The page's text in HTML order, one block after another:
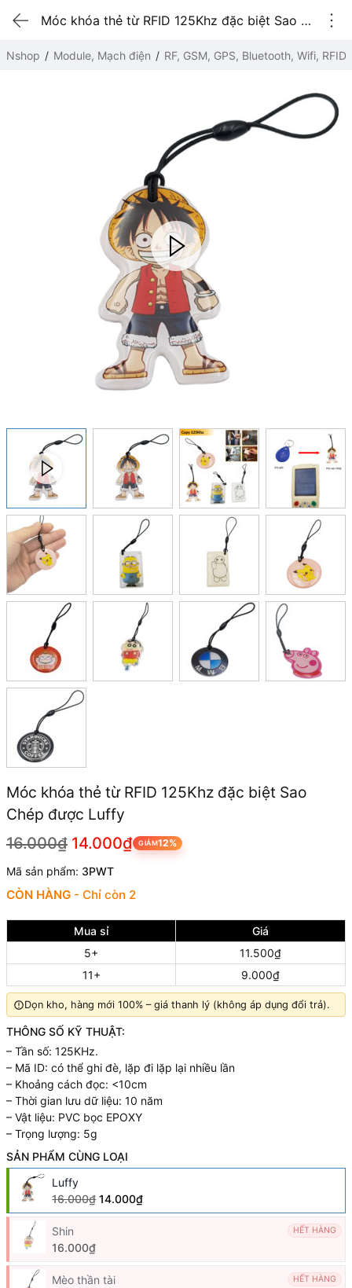
Móc khóa thẻ từ RFID 125Khz đặc biệt Sao Chép được Luffy
Nshop Module, Mạch điện RF, GSM, GPS, Bluetooth, Wifi, RFID
Móc khóa thẻ từ RFID 125Khz đặc biệt Sao
Chép được Luffy
16.000₫ 14.000₫ GIẢM12%
Mã sản phẩm: 3PWT
CÒN HÀNG - Chỉ còn 2
Mua sỉ
Giá
5+
11.500₫
11+
9.000₫
Dọn kho, hàng mới 100% – giá thanh lý (không áp dụng đổi trả).
THÔNG SỐ KỸ THUẬT:
– Tần số: 125KHz.
– Mã ID: có thể ghi đè, lặp đi lặp lại nhiều lần
– Khoảng cách đọc: <10cm
– Thời gian lưu dữ liệu: 10 năm
– Vật liệu: PVC bọc EPOXY
– Trọng lượng: 5g
SẢN PHẨM CÙNG LOẠI
Luffy
16.000₫ 14.000₫
Shin HẾT HÀNG
16.000₫
Mèo thần tài HẾT HÀNG